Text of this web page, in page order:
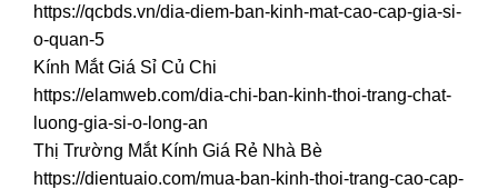
https://qcbds.vn/dia-diem-ban-kinh-mat-cao-cap-gia-si-
o-quan-5
Kính Mắt Giá Sỉ Củ Chi
https://elamweb.com/dia-chi-ban-kinh-thoi-trang-chat-
luong-gia-si-o-long-an
Thị Trường Mắt Kính Giá Rẻ Nhà Bè
https://dientuaio.com/mua-ban-kinh-thoi-trang-cao-cap-